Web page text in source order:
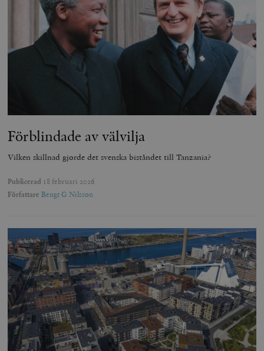
Förblindade av välvilja
Vilken skillnad gjorde det svenska biståndet till Tanzania?
Publicerad 18 februari 2026
Författare Bengt G Nilsson